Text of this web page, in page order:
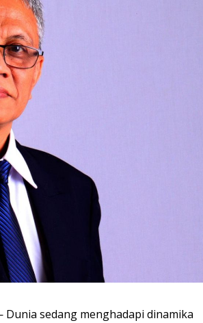
Dunia sedang menghadapi dinamika